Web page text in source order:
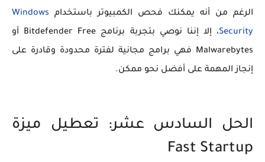
الرغم من أنه يمكنك فحص الكمبيوتر باستخدام Windows
Security
، إلا إننا نوصي بتجربة برنامج Bitdefender Free أو
Malwarebytes فهي برامج مجانية لفترة محدودة وقادرة على
إنجاز المهمة على أفضل نحو ممكن.
الحل السادس عشر: تعطيل ميزة
Fast Startup